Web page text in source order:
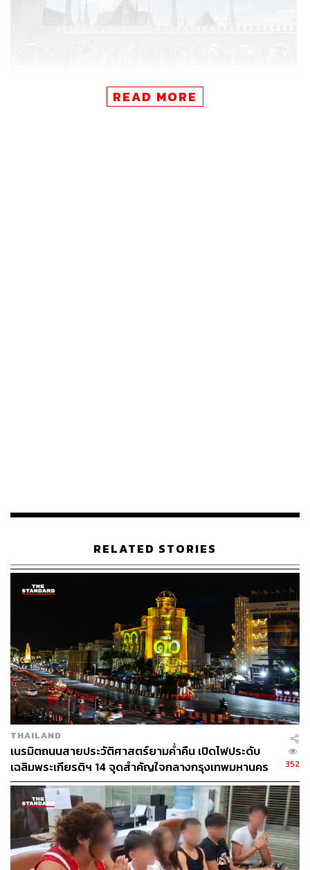
READ MORE
RELATED STORIES
THAILAND
เนรมิตถนนสายประวัติศาสตร์ยามค่ำคืน เปิดไฟประดับ
เฉลิมพระเกียรติฯ 14 จุดสำคัญใจกลางกรุงเทพมหานคร
352